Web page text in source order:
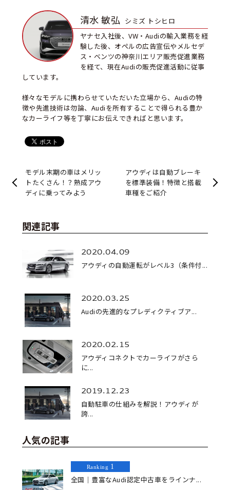
清水 敏弘 シミズ トシヒロ
ヤナセ入社後、VW・Audiの輸入業務を経
験した後、オペルの広告宣伝やメルセデ
ス・ベンツの神奈川エリア販売促進業務
を経て、現在Audiの販売促進活動に従事
しています。
様々なモデルに携わらせていただいた立場から、Audiの特
徴や先進技術は勿論、Audiを所有することで得られる豊か
なカーライフ等を丁寧にお伝えできればと思います。
モデル末期の車はメリッ
トたくさん！？熟成アウ
ディに乗ってみよう
アウディは自動ブレーキ
を標準装備！特徴と搭載
車種をご紹介
関連記事
2020.04.09
アウディの自動運転がレベル3（条件付...
2020.03.25
Audiの先進的なプレディクティブア...
2020.02.15
アウディコネクトでカーライフがさら
に...
2019.12.23
自動駐車の仕組みを解説！アウディが
誇...
人気の記事
Ranking 1
全国｜豊富なAudi認定中古車をラインナ...